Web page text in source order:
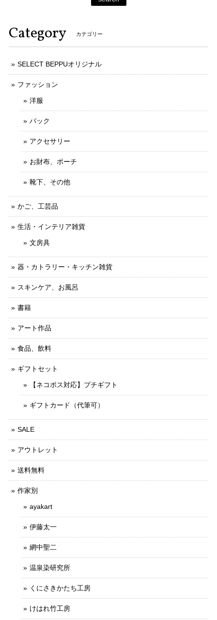
Category カテゴリー
SELECT BEPPUオリジナル
ファッション
洋服
バック
アクセサリー
お財布、ポーチ
靴下、その他
かご、工芸品
生活・インテリア雑貨
文房具
器・カトラリー・キッチン雑貨
スキンケア、お風呂
書籍
アート作品
食品、飲料
ギフトセット
【ネコポス対応】プチギフト
ギフトカード（代筆可）
SALE
アウトレット
送料無料
作家別
ayakart
伊藤太一
網中聖二
温泉染研究所
くにさきかたち工房
けはれ竹工房